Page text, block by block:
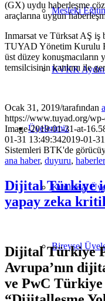
Mesleki
KVKK
Üyelerimiz
Kurumsal
Bireysel
(GX) uydu haberleşme
araçlarına uygun
Inmarsat ve Türksat AŞ iş
TUYAD Yönetim Kurulu
üst düzey konuşmacıların
temsilcisinin katılımı ile
Ocak 31, 2019/tarafından
https://www.tuyad.org/
Image-2019-01-31-at-
01-31 13:49:342019-01-
Sistemleri BTK'de
ana haber, duyuru, haberler
Dijital Türkiye
yapay zeka
Dijital Türkiye
Avrupa’nın
ve PwC